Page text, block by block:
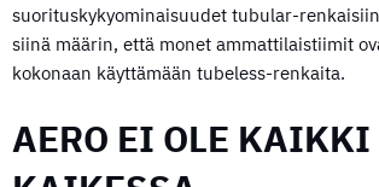
suorituskykyominaisuudet tubular-
siinä määrin, että monet ammattilaistiimit
kokonaan käyttämään tubeless-renkaita.
AERO EI OLE KAIKKI